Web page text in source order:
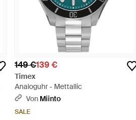
149 €139 €
Timex
Analoguhr - Mettallic
Von Miinto
SALE